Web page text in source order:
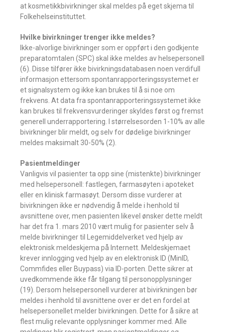
at kosmetikkbivirkninger skal meldes på eget skjema til
Folkehelseinstituttet.
Hvilke bivirkninger trenger ikke meldes?
Ikke-alvorlige bivirkninger som er oppført i den godkjente
preparatomtalen (SPC) skal ikke meldes av helsepersonell
(6). Disse tilfører ikke bivirkningsdatabasen noen verdifull
informasjon ettersom spontanrapporteringssystemet er
et signalsystem og ikke kan brukes til å si noe om
frekvens. At data fra spontanrapporteringssystemet ikke
kan brukes til frekvensvurderinger skyldes først og fremst
generell underrapportering. I størrelsesorden 1-10% av alle
bivirkninger blir meldt, og selv for dødelige bivirkninger
meldes maksimalt 30-50% (2).
Pasientmeldinger
Vanligvis vil pasienter ta opp sine (mistenkte) bivirkninger
med helsepersonell: fastlegen, farmasøyten i apoteket
eller en klinisk farmasøyt. Dersom disse vurderer at
bivirkningen ikke er nødvendig å melde i henhold til
avsnittene over, men pasienten likevel ønsker dette meldt
har det fra 1. mars 2010 vært mulig for pasienter selv å
melde bivirkninger til Legemiddelverket ved hjelp av
elektronisk meldeskjema på Internett. Meldeskjemaet
krever innlogging ved hjelp av en elektronisk ID (MinID,
Commfides eller Buypass) via ID-porten. Dette sikrer at
uvedkommende ikke får tilgang til personopplysninger
(19). Dersom helsepersonell vurderer at bivirkningen bør
meldes i henhold til avsnittene over er det en fordel at
helsepersonellet melder bivirkningen. Dette for å sikre at
flest mulig relevante opplysninger kommer med. Alle